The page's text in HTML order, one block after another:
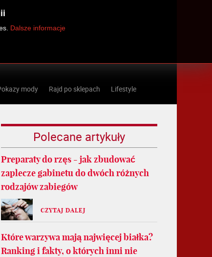
mody Rajd po sklepach Lifestyle
Polecane artykuły
Preparaty do rzęs - jak zbudować
zaplecze gabinetu do dwóch różnych
rodzajów zabiegów
CZYTAJ DALEJ
Które warzywa mają najwięcej białka?
Ranking i fakty, o których inni nie
Dalsze informacje